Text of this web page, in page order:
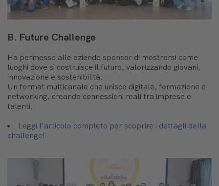
B. Future Challenge
Ha permesso alle aziende sponsor di mostrarsi come
luoghi dove si costruisce il futuro, valorizzando giovani,
innovazione e sostenibilità.
Un format multicanale che unisce digitale, formazione e
networking, creando connessioni reali tra imprese e
talenti.
Leggi l'articolo completo per scoprire i dettagli della
challenge!